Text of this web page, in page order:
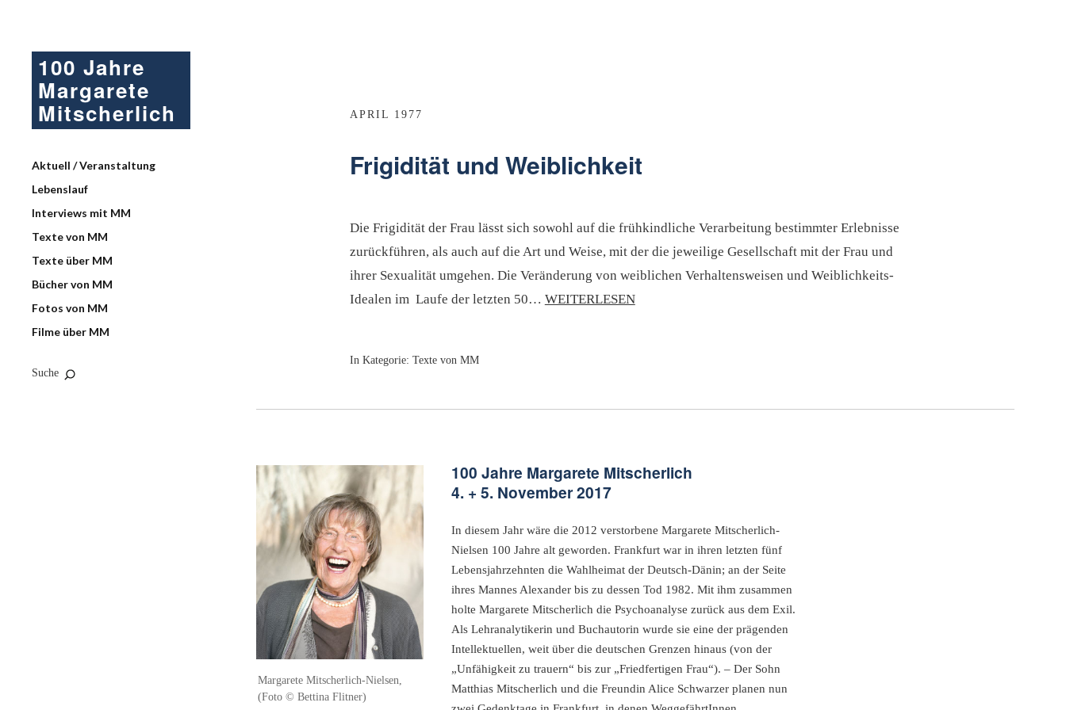
100 Jahre
Margarete
Mitscherlich
Aktuell / Veranstaltung
Lebenslauf
Interviews mit MM
Texte von MM
Texte über MM
Bücher von MM
Fotos von MM
Filme über MM
Suche
APRIL 1977
Frigidität und Weiblichkeit
Die Frigidität der Frau lässt sich sowohl auf die frühkindliche Verarbeitung bestimmter Erlebnisse
zurückführen, als auch auf die Art und Weise, mit der die jeweilige Gesellschaft mit der Frau und
ihrer Sexualität umgehen. Die Veränderung von weiblichen Verhaltensweisen und Weiblichkeits-
Idealen im Laufe der letzten 50… WEITERLESEN
In Kategorie: Texte von MM
Margarete Mitscherlich-Nielsen,
(Foto © Bettina Flitner)
100 Jahre Margarete Mitscherlich
4. + 5. November 2017
In diesem Jahr wäre die 2012 verstorbene Margarete Mitscherlich-
Nielsen 100 Jahre alt geworden. Frankfurt war in ihren letzten fünf
Lebensjahrzehnten die Wahlheimat der Deutsch-Dänin; an der Seite
ihres Mannes Alexander bis zu dessen Tod 1982. Mit ihm zusammen
holte Margarete Mitscherlich die Psychoanalyse zurück aus dem Exil.
Als Lehranalytikerin und Buchautorin wurde sie eine der prägenden
Intellektuellen, weit über die deutschen Grenzen hinaus (von der
„Unfähigkeit zu trauern“ bis zur „Friedfertigen Frau“). – Der Sohn
Matthias Mitscherlich und die Freundin Alice Schwarzer planen nun